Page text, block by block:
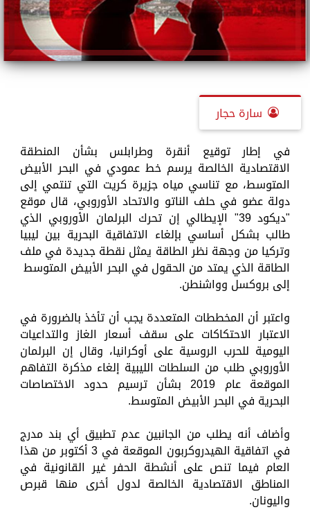
سارة حجار
في إطار توقيع أنقرة وطرابلس بشأن المنطقة
الاقتصادية الخالصة يرسم خط عمودي في البحر الأبيض
المتوسط، مع تناسي مياه جزيرة كريت التي تنتمي إلى
دولة عضو في حلف الناتو والاتحاد الأوروبي، قال موقع
"ديكود 39" الإيطالي إن تحرك البرلمان الأوروبي الذي
طالب بشكل أساسي بإلغاء الاتفاقية البحرية بين ليبيا
وتركيا من وجهة نظر الطاقة يمثل نقطة جديدة في ملف
الطاقة الذي يمتد من الحقول في البحر الأبيض المتوسط ​​
إلى بروكسل وواشنطن.
واعتبر أن المخططات المتعددة يجب أن تأخذ بالضرورة في
الاعتبار الاحتكاكات على سقف أسعار الغاز والتداعيات
اليومية للحرب الروسية على أوكرانيا، وقال إن البرلمان
الأوروبي طلب من السلطات الليبية إلغاء مذكرة التفاهم
الموقعة عام 2019 بشأن ترسيم حدود الاختصاصات
البحرية في البحر الأبيض المتوسط.
وأضاف أنه يطلب من الجانبين عدم تطبيق أي بند مدرج
في اتفاقية الهيدروكربون الموقعة في 3 أكتوبر من هذا
العام فيما تنص على أنشطة الحفر غير القانونية في
المناطق الاقتصادية الخالصة لدول أخرى منها قبرص
واليونان.